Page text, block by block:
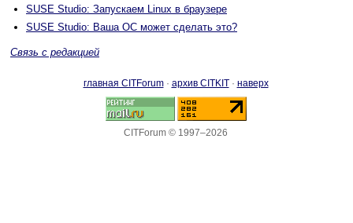
SUSE Studio: Запускаем Linux в браузере
SUSE Studio: Ваша ОС может сделать это?
Связь с редакцией
главная CITForum· архив CITKIT· наверх
CITForum © 1997–2026